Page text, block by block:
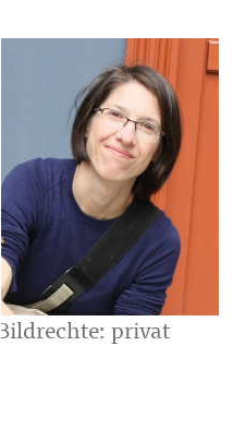
Bildrechte: privat